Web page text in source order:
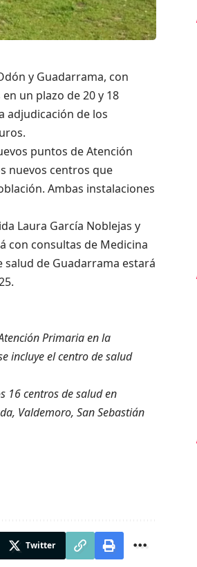
y Guadarrama, con
un plazo de 20 y 18
adjudicación de los
puntos de Atención
nuevos centros que
Ambas instalaciones
Laura García Noblejas y
con consultas de Medicina
de Guadarrama estará
Primaria en la
incluye el centro de salud
16 centros de salud en
Valdemoro, San Sebastián
Twitter